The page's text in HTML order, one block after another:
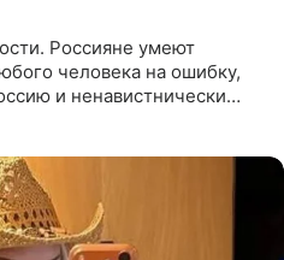
Россияне умеют
человека на ошибку,
и ненавистнически